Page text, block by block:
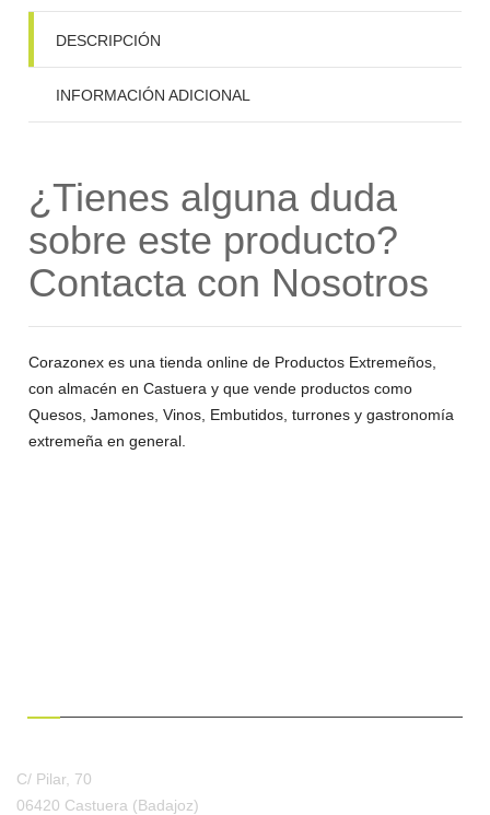
DESCRIPCIÓN
INFORMACIÓN ADICIONAL
¿Tienes alguna duda
sobre este producto?
Contacta con Nosotros
Corazonex es una tienda online de Productos Extremeños,
con almacén en Castuera y que vende productos como
Quesos, Jamones, Vinos, Embutidos, turrones y gastronomía
extremeña en general.
C/ Pilar, 70
06420 Castuera (Badajoz)